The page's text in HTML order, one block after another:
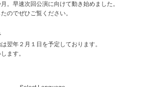
。早速次回公演に向けて動き始めました。
のでぜひご覧ください。
翌年２月１日を予定しております。
ます。